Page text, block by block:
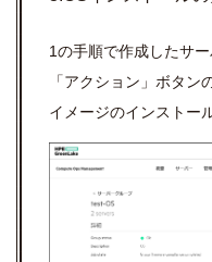
1の手順で作成したサ
「アクション」ボタ
イメージのインストー